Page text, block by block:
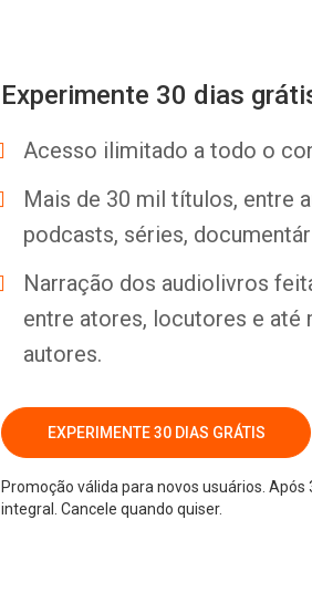
Experimente 30 dias
Acesso ilimitado a todo o
Mais de 30 mil títulos, entre
podcasts, séries,
Narração dos audiolivros
entre atores, locutores e até
autores.
EXPERIMENTE 30 DIAS GRÁTIS
Promoção válida para novos usuários. Após
integral. Cancele quando quiser.